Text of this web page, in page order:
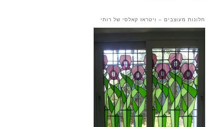
חלונות מעוצבים – ויטראז קאלסי של רותי